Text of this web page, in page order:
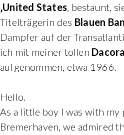
‚United States‚ bestaunt,
Titelträgerin des Blauen
Dampfer auf der
ich mit meiner tollen
aufgenommen, etwa 1966.
Hello.
As a little boy I was with my
Bremerhaven, we admired